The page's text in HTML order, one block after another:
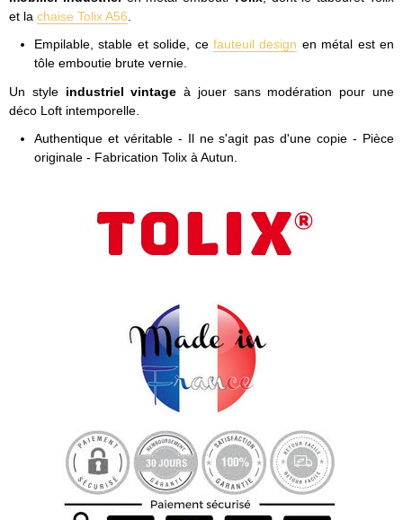
et la chaise Tolix A56
Empilable, stable et solide, ce fauteuil design en métal est en
tôle emboutie brute vernie.
Un style industriel vintage à jouer sans modération pour une
déco Loft intemporelle.
Authentique et véritable - Il ne s'agit pas d'une copie - Pièce
originale - Fabrication Tolix à Autun.